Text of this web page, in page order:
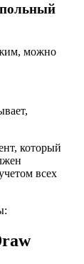
можно
который
всех